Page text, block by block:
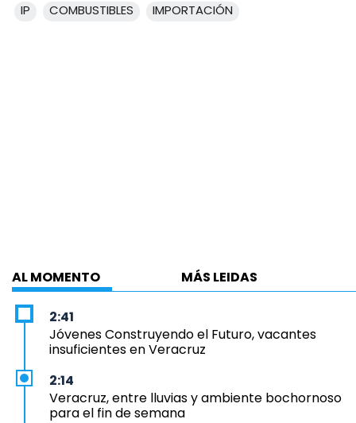
IP
COMBUSTIBLES IMPORTACIÓN
AL MOMENTO MÁS LEIDAS
2:41
Jóvenes Construyendo el Futuro, vacantes
insuficientes en Veracruz
2:14
Veracruz, entre lluvias y ambiente bochornoso
para el fin de semana